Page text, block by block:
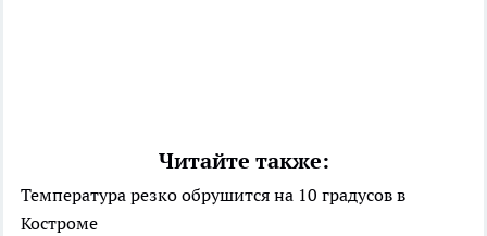
Читайте также:
Температура резко обрушится на 10 градусов в
Костроме